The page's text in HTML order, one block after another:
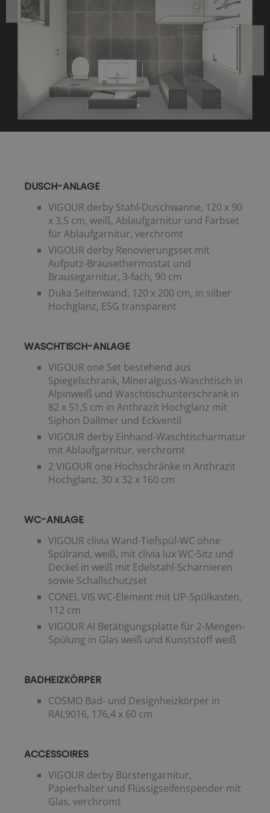
DUSCH-ANLAGE
VIGOUR derby Stahl-Duschwanne, 120 x 90
x 3,5 cm, weiß, Ablaufgarnitur und Farbset
für Ablaufgarnitur, verchromt
VIGOUR derby Renovierungsset mit
Aufputz-Brausethermostat und
Brausegarnitur, 3-fach, 90 cm
Duka Seitenwand, 120 x 200 cm, in silber
Hochglanz, ESG transparent
WASCHTISCH-ANLAGE
VIGOUR one Set bestehend aus
Spiegelschrank, Mineralguss-Waschtisch in
Alpinweiß und Waschtischunterschrank in
82 x 51,5 cm in Anthrazit Hochglanz mit
Siphon Dallmer und Eckventil
VIGOUR derby Einhand-Waschtischarmatur
mit Ablaufgarnitur, verchromt
2 VIGOUR one Hochschränke in Anthrazit
Hochglanz, 30 x 32 x 160 cm
WC-ANLAGE
VIGOUR clivia Wand-Tiefspül-WC ohne
Spülrand, weiß, mit clivia lux WC-Sitz und
Deckel in weiß mit Edelstahl-Scharnieren
sowie Schallschutzset
CONEL VIS WC-Element mit UP-Spülkasten,
112 cm
VIGOUR AI Betätigungsplatte für 2-Mengen-
Spülung in Glas weiß und Kunststoff weiß
BADHEIZKÖRPER
COSMO Bad- und Designheizkörper in
RAL9016, 176,4 x 60 cm
ACCESSOIRES
VIGOUR derby Bürstengarnitur,
Papierhalter und Flüssigseifenspender mit
Glas, verchromt